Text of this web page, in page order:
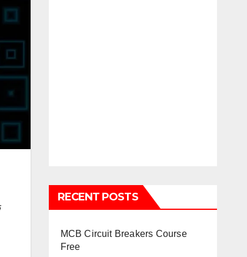
RECENT POSTS
MCB Circuit Breakers Course
Free